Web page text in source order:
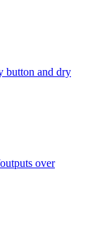
button and dry
over